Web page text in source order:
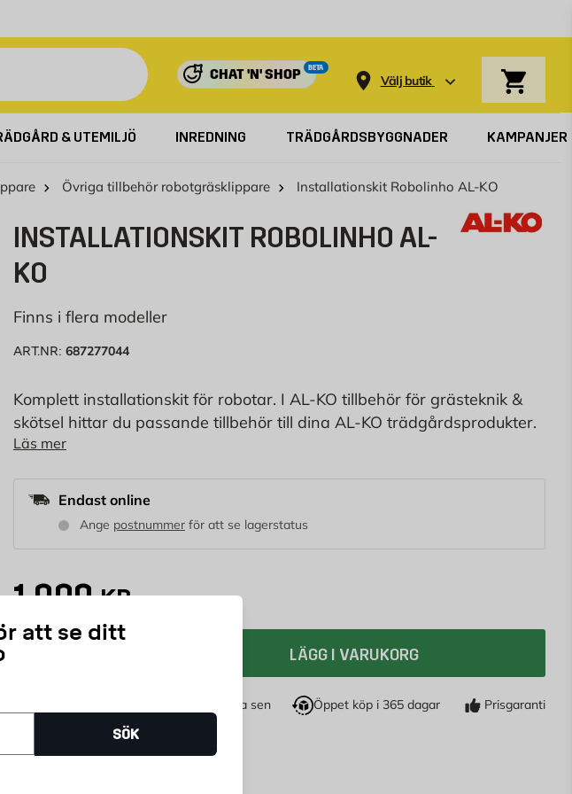
CHAT 'N' SHOP
BETA
Välj butik
att se ditt
SÖK
& UTEMILJÖ INREDNING TRÄDGÅRDSBYGGNADER KAMPANJER
Övriga tillbehör robotgräsklippare Installationskit Robolinho AL-KO
INSTALLATIONSKIT ROBOLINHO AL-
KO
Finns i flera modeller
ART.NR: 687277044
Komplett installationskit för robotar. I AL-KO tillbehör för grästeknik &
skötsel hittar du passande tillbehör till dina AL-KO trädgårdsprodukter.
Tillbehör eller reservdelar till
dina AL-KO-enheter.
Läs mer
Endast online
Ange postnummerför att se lagerstatus
1 000 KR
LÄGG I VARUKORG
Köp nu, betala sen Öppet köp i 365 dagar Prisgaranti